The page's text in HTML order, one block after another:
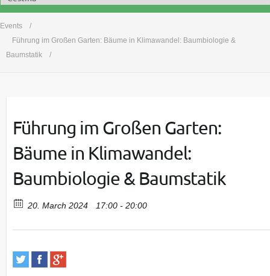
n
Events
Führung im Großen Garten: Bäume in Klimawandel: Baumbiologie &
Baumstatik
Führung im Großen Garten:
Bäume in Klimawandel:
Baumbiologie & Baumstatik
20. March 2024 17:00 - 20:00